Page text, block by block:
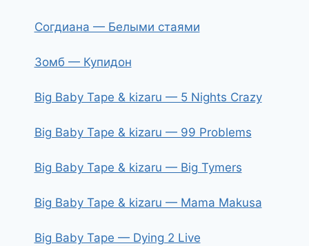
Согдиана — Белыми стаями
Зомб — Купидон
Big Baby Tape & kizaru — 5 Nights Crazy
Big Baby Tape & kizaru — 99 Problems
Big Baby Tape & kizaru — Big Tymers
Big Baby Tape & kizaru — Mama Makusa
Big Baby Tape — Dying 2 Live